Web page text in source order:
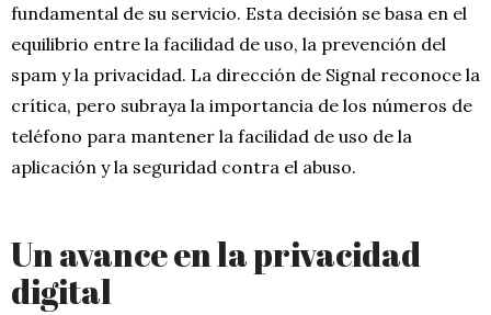
fundamental de su servicio. Esta decisión se basa en el
equilibrio entre la facilidad de uso, la prevención del
spam y la privacidad. La dirección de Signal reconoce la
crítica, pero subraya la importancia de los números de
teléfono para mantener la facilidad de uso de la
aplicación y la seguridad contra el abuso.
Un avance en la privacidad
digital